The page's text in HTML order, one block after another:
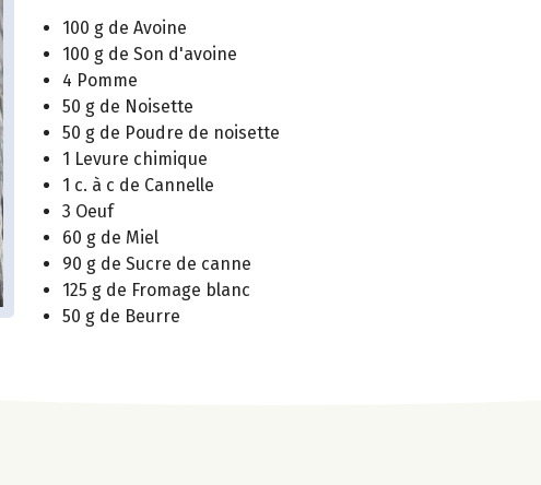
100 g de Avoine
100 g de Son d'avoine
4 Pomme
50 g de Noisette
50 g de Poudre de noisette
1 Levure chimique
1 c. à c de Cannelle
3 Oeuf
60 g de Miel
90 g de Sucre de canne
125 g de Fromage blanc
50 g de Beurre